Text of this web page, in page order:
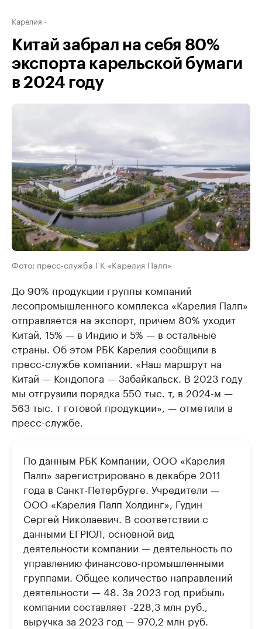
Карелия
Китай забрал на себя 80%
экспорта карельской бумаги
в 2024 году
Фото: пресс-служба ГК «Карелия Палп»
До 90% продукции группы компаний
лесопромышленного комплекса «Карелия Палп»
отправляется на экспорт, причем 80% уходит
Китай, 15% — в Индию и 5% — в остальные
страны. Об этом РБК Карелия сообщили в
пресс-службе компании. «Наш маршрут на
Китай — Кондопога — Забайкальск. В 2023 году
мы отгрузили порядка 550 тыс. т, в 2024-м —
563 тыс. т готовой продукции», — отметили в
пресс-службе.
По данным РБК Компании, ООО «Карелия
Палп» зарегистрировано в декабре 2011
года в Санкт-Петербурге. Учредители —
ООО «Карелия Палп Холдинг», Гудин
Сергей Николаевич. В соответствии с
данными ЕГРЮЛ, основной вид
деятельности компании — деятельность по
управлению финансово-промышленными
группами. Общее количество направлений
деятельности — 48. За 2023 год прибыль
компании составляет -228,3 млн руб.,
выручка за 2023 год — 970,2 млн руб.